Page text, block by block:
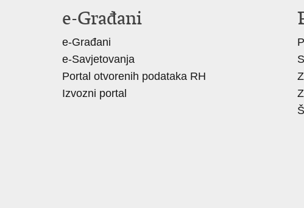
e-Građani
e-Građani
e-Savjetovanja
Portal otvorenih podataka RH
Izvozni portal